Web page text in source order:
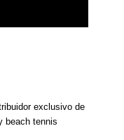
exclusivo de
beach tennis